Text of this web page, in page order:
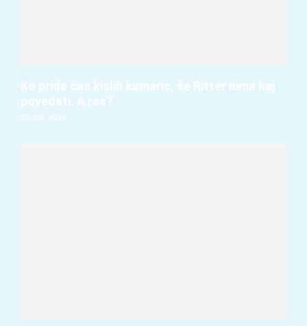
Ko pride čas kislih kumaric, še Ritter nima kaj
povedati. A res?
05. 08. 2026